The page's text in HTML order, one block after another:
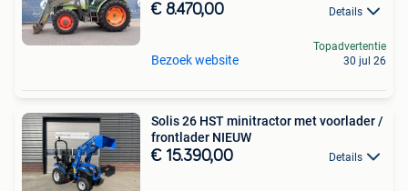
€ 8.470,00 Details
Bezoek website
Topadvertentie
30 jul 26
Solis 26 HST minitractor met voorlader /
frontlader NIEUW
€ 15.390,00 Details